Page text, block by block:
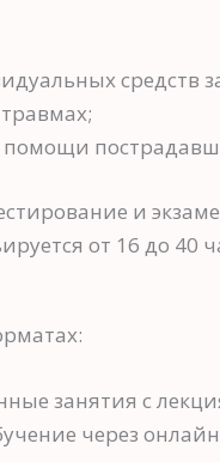
средств
помощи
и
от 16 до 40
занятия с
через